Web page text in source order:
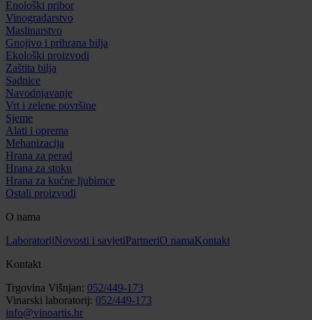
Enološki pribor
Vinogradarstvo
Maslinarstvo
Gnojivo i prihrana bilja
Ekološki proizvodi
Zaštita bilja
Sadnice
Navodnjavanje
Vrt i zelene površine
Sjeme
Alati i oprema
Mehanizacija
Hrana za perad
Hrana za stoku
Hrana za kućne ljubimce
Ostali proizvodi
O nama
LaboratorijNovosti i savjetiPartneriO namaKontakt
Kontakt
Trgovina Višnjan: 052/449-173
Vinarski laboratorij: 052/449-173
info@vinoartis.hr